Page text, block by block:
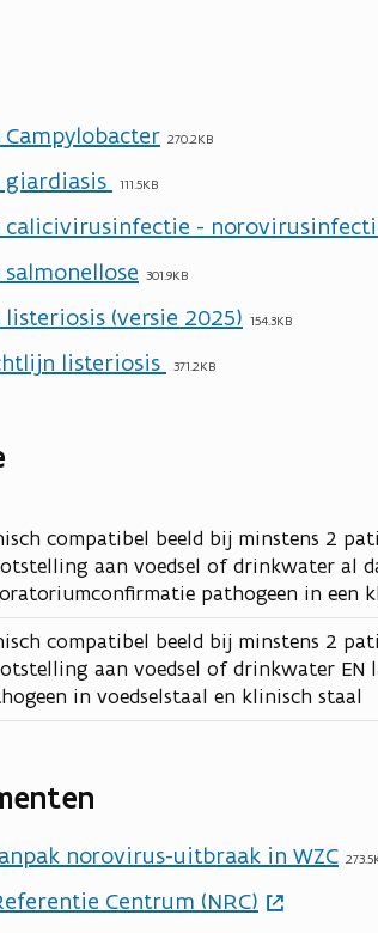
270.2KB
111.5KB
calicivirusinfectie -
301.9KB
(versie 2025) 154.3KB
listeriosis 371.2KB
compatibel beeld bij minstens 2
aan voedsel of drinkwater al
pathogeen in een
compatibel beeld bij minstens 2
aan voedsel of drinkwater EN
in voedselstaal en klinisch staal
norovirus-uitbraak in WZC
Centrum (NRC)